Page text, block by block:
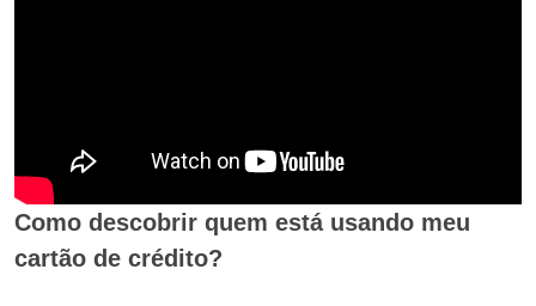
Como descobrir quem está usando meu
cartão de crédito?